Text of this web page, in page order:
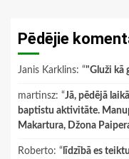
Pēdējie
Janis Karklins: “"Gluži kā
martinsz: “Jā, pēdējā
baptistu aktivitāte.
Makartura, Džona
Roberto: “ līdzībā es